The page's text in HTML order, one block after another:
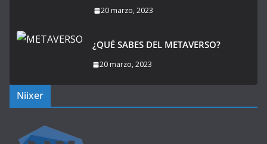
20 marzo, 2023
¿QUÉ SABES DEL METAVERSO?
20 marzo, 2023
Niixer